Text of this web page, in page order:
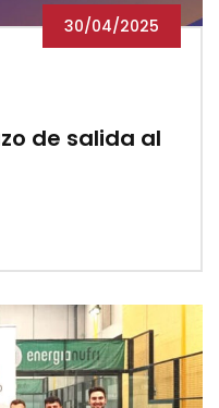
30/04/2025
de salida al